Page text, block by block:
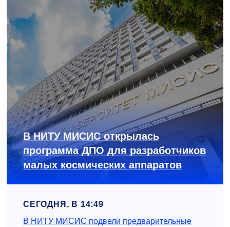
В НИТУ МИСИС открылась
программа ДПО для разработчиков
малых космических аппаратов
СЕГОДНЯ, В 14:49
В НИТУ МИСИС подвели предварительные